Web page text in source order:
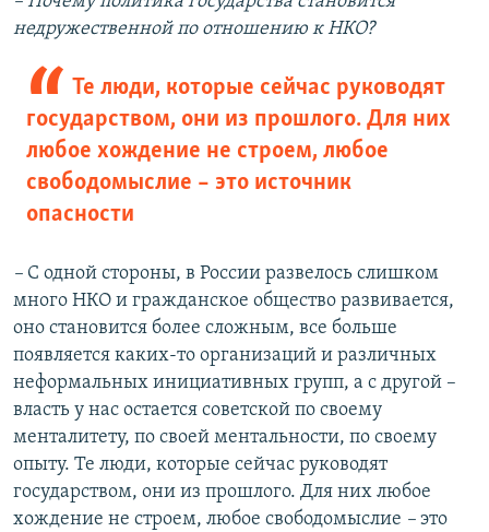
недружественной по отношению к НКО?
Те люди, которые сейчас руководят
государством, они из прошлого. Для них
любое хождение не строем, любое
свободомыслие – это источник
опасности
– С одной стороны, в России развелось слишком
много НКО и гражданское общество развивается,
оно становится более сложным, все больше
появляется каких-то организаций и различных
неформальных инициативных групп, а с другой –
власть у нас остается советской по своему
менталитету, по своей ментальности, по своему
опыту. Те люди, которые сейчас руководят
государством, они из прошлого. Для них любое
хождение не строем, любое свободомыслие – это